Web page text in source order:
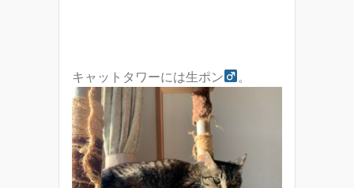
キャットタワーには生ポン 。